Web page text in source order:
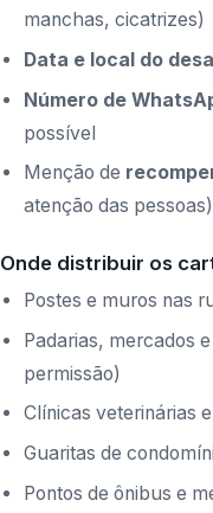
manchas, cicatrizes)
Data e local do
Número de
possível
Menção de
atenção das pessoas)
Onde distribuir os
Postes e muros nas
Padarias, mercados
permissão)
Clínicas veterinárias
Guaritas de
Pontos de ônibus e